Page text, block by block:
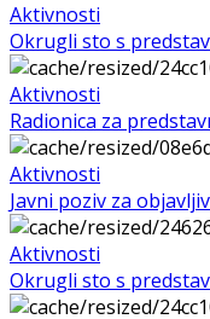
Aktivnosti
Okrugli sto s
Aktivnosti
Radionica za
Aktivnosti
Javni poziv za
Aktivnosti
Okrugli sto s